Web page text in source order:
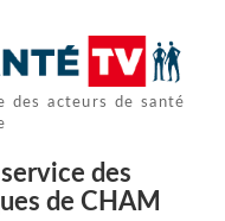
des acteurs de santé
des
de CHAM